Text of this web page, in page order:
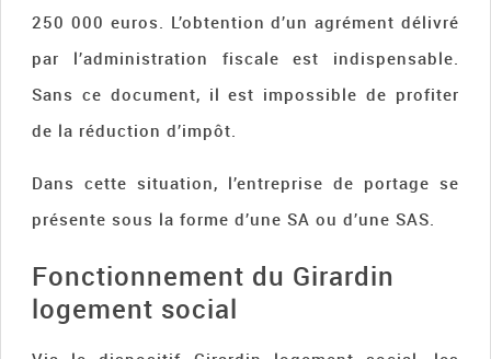
250 000 euros. L’obtention d’un agrément délivré
par l’administration fiscale est indispensable.
Sans ce document, il est impossible de profiter
de la réduction d’impôt.
Dans cette situation, l’entreprise de portage se
présente sous la forme d’une SA ou d’une SAS.
Fonctionnement du Girardin
logement social